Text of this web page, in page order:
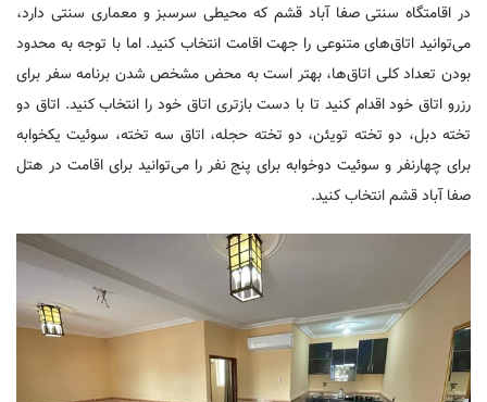
در اقامتگاه سنتی صفا آباد قشم که محیطی سرسبز و معماری سنتی دارد،
می‌توانید اتاق‌های متنوعی را جهت اقامت انتخاب کنید. اما با توجه به محدود
بودن تعداد کلی اتاق‌ها، بهتر است به محض مشخص شدن برنامه سفر برای
رزرو اتاق خود اقدام کنید تا با دست بازتری اتاق خود را انتخاب کنید. اتاق دو
تخته دبل، دو تخته تویئن، دو تخته حجله، اتاق سه تخته، سوئیت یکخوابه
برای چهارنفر و سوئیت دوخوابه برای پنج نفر را می‌توانید برای اقامت در هتل
صفا آباد قشم انتخاب کنید.